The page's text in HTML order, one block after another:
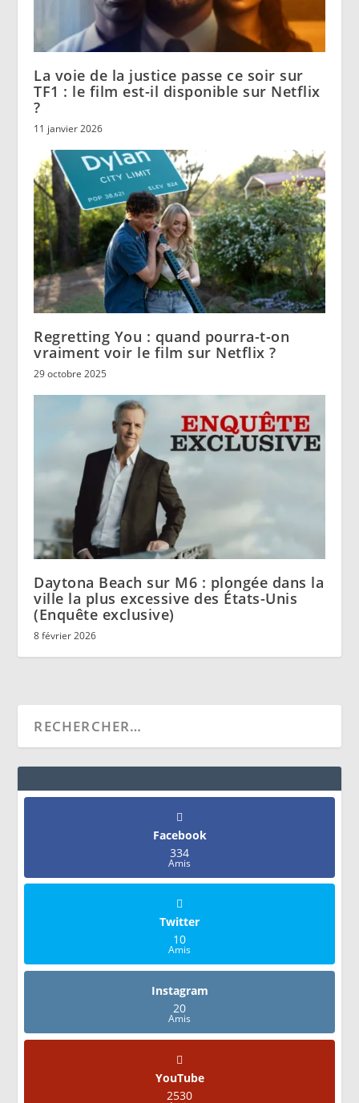
La voie de la justice passe ce soir sur
TF1 : le film est-il disponible sur Netflix
?
11 janvier 2026
Regretting You : quand pourra-t-on
vraiment voir le film sur Netflix ?
29 octobre 2025
Daytona Beach sur M6 : plongée dans la
ville la plus excessive des États-Unis
(Enquête exclusive)
8 février 2026
Facebook
334
Amis
Twitter
10
Amis
Instagram
20
Amis
YouTube
2530